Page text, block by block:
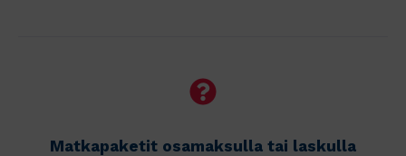
Matkapaketit osamaksulla tai laskulla